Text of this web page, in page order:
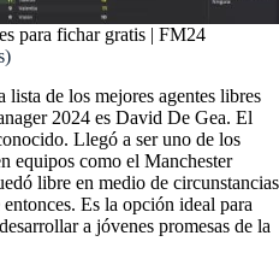
para fichar gratis | FM24
de los mejores agentes libres
2024 es David De Gea. El
Llegó a ser uno de los
equipos como el Manchester
libre en medio de circunstancias
Es la opción ideal para
a jóvenes promesas de la